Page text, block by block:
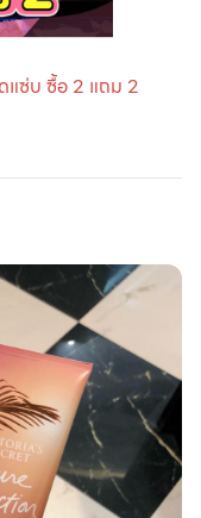
แซ่บ ซื้อ 2 แถม 2